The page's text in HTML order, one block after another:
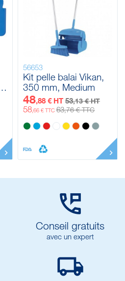
56653
Kit pelle balai Vikan,
350 mm, Medium
48,88 € HT 53,13 € HT
58,66 € TTC 63,76 € TTC

Conseil gratuits
avec un expert
